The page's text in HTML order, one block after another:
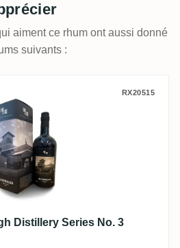
aiment ce rhum ont aussi donné
suivants :
Distillery Series
RX20515
Distillery Series No. 3